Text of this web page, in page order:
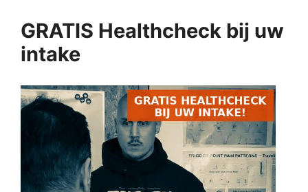
GRATIS Healthcheck bij uw
intake